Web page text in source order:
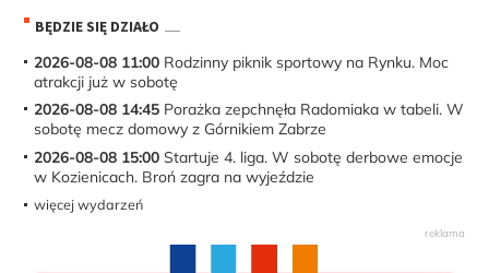
BĘDZIE SIĘ DZIAŁO
2026-08-08 11:00 Rodzinny piknik sportowy na Rynku. Moc
atrakcji już w sobotę
2026-08-08 14:45 Porażka zepchnęła Radomiaka w tabeli. W
sobotę mecz domowy z Górnikiem Zabrze
2026-08-08 15:00 Startuje 4. liga. W sobotę derbowe emocje
w Kozienicach. Broń zagra na wyjeździe
więcej wydarzeń